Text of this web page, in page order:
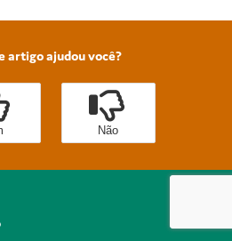
artigo ajudou você?
Não